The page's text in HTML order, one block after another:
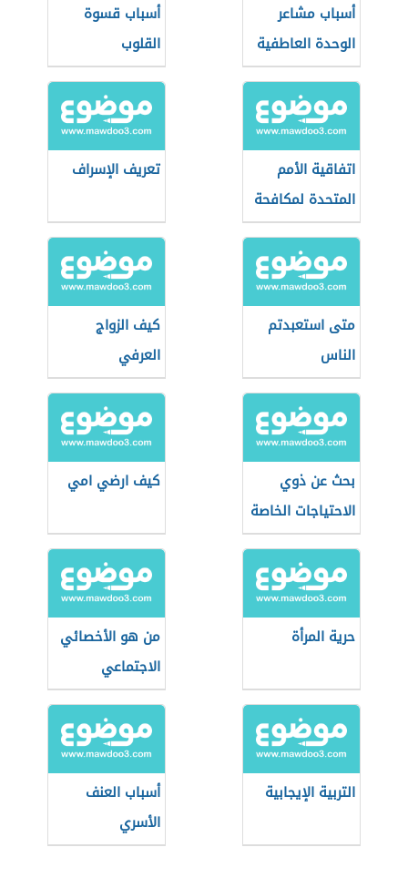
أسباب مشاعر
الوحدة العاطفية
أسباب قسوة
القلوب
اتفاقية الأمم
المتحدة لمكافحة
الفساد
تعريف الإسراف
متى استعبدتم
الناس
كيف الزواج
العرفي
بحث عن ذوي
الاحتياجات الخاصة
كيف ارضي امي
حرية المرأة
من هو الأخصائي
الاجتماعي
التربية الإيجابية
أسباب العنف
الأسري